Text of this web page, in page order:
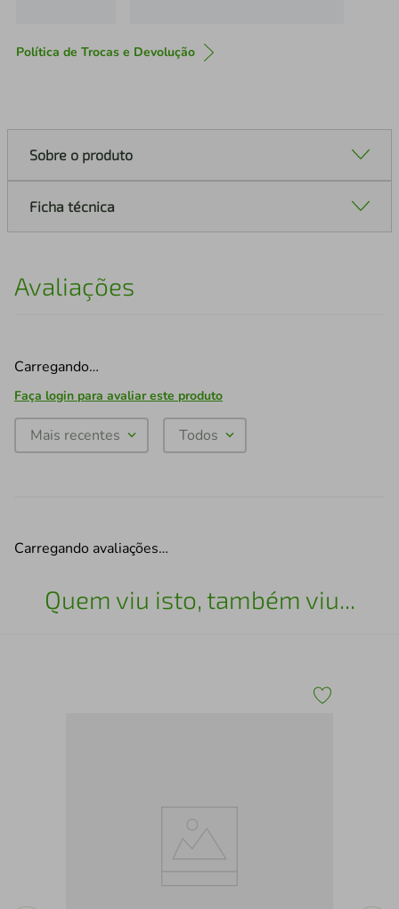
Política de Trocas e Devolução
Sobre o produto
Ficha técnica
Avaliações
Carregando…
Faça login para avaliar este produto
Mais recentes Todos
Carregando avaliações…
Quem viu isto, também viu...